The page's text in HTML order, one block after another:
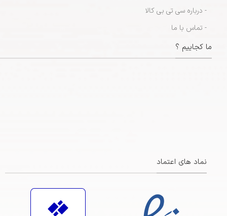
- درباره سی تی بی کالا
- تماس با ما
ما کجاییم ؟
نماد های اعتماد